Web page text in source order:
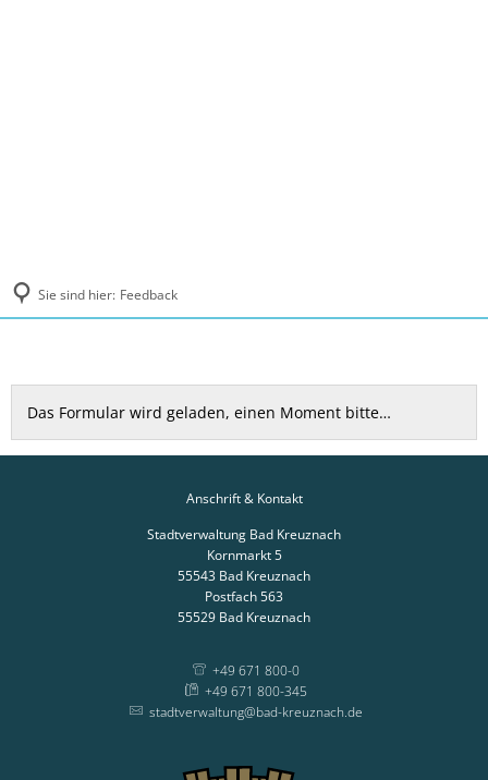
Sie sind hier: Feedback
Feedback
Das Formular wird geladen, einen Moment bitte…
Anschrift & Kontakt
Stadtverwaltung Bad Kreuznach
Kornmarkt 5
55543 Bad Kreuznach
Postfach 563
55529 Bad Kreuznach
+49 671 800-0
+49 671 800-345
stadtverwaltung@bad-kreuznach.de